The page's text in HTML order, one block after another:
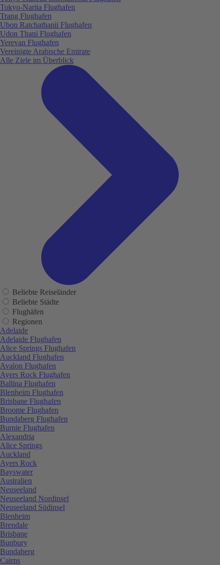
Tokyo-Narita Flughafen
Trang Flughafen
Ubon Ratchathanii Flughafen
Udon Thani Flughafen
Yerevan Flughafen
Vereinigte Arabische Emirate
Alle Ziele im Überblick
Beliebte Reiseländer
Beliebte Städte
Flughäfen
Regionen
Adelaide
Adelaide Flughafen
Alice Springs Flughafen
Auckland Flughafen
Avalon Flughafen
Ayers Rock Flughafen
Ballina Flughafen
Blenheim Flughafen
Brisbane Flughafen
Broome Flughafen
Bundaberg Flughafen
Burnie Flughafen
Alexandria
Alice Springs
Auckland
Ayers Rock
Bayswater
Australien
Neuseeland
Neuseeland Nordinsel
Neuseeland Südinsel
Blenheim
Brendale
Brisbane
Bunbury
Bundaberg
Cairns